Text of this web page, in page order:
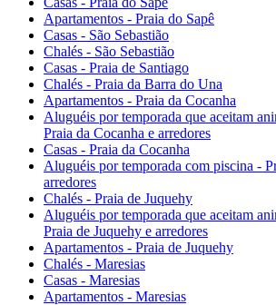
Apartamentos - Praia do Sapê
Casas - São Sebastião
Chalés - São Sebastião
Casas - Praia de Santiago
Chalés - Praia da Barra do Una
Apartamentos - Praia da Cocanha
Aluguéis por temporada que aceitam
Praia da Cocanha e arredores
Casas - Praia da Cocanha
Aluguéis por temporada com piscina -
arredores
Chalés - Praia de Juquehy
Aluguéis por temporada que aceitam
Praia de Juquehy e arredores
Apartamentos - Praia de Juquehy
Chalés - Maresias
Casas - Maresias
Apartamentos - Maresias